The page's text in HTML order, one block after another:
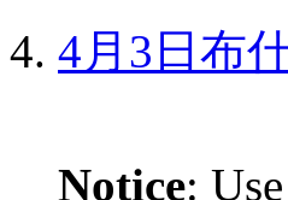
4月3日布
Notice: